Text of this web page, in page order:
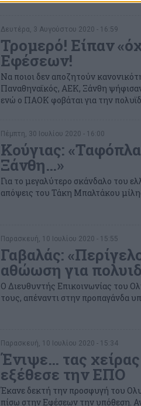
Δευτέρα, 3 Αυγούστου 2020 - 16:59
Τρομερό! Είπαν
Εφέσεων!
Να ποιοι δεν αποζητούν
Παναθηναϊκός, ΑΕΚ, Ξάνθη
ενώ ο ΠΑΟΚ φοβάται για την
Πέμπτη, 30 Ιουλίου 2020 - 16:00
Κούγιας:
Ξάνθη…»
Για το μεγαλύτερο σκάνδαλο του
απόψεις του Τάκη Μπαλτάκου
Παρασκευή, 10 Ιουλίου 2020 - 15:55
Γαβαλάς:
αθώωση για
Ο Διευθυντής Επικοινωνίας του
τους, απέναντι στην προπαγάνδα
Παρασκευή, 10 Ιουλίου 2020 - 15:34
Ένιψε… τας
εξέθεσε την ΕΠΟ
Έκανε δεκτή την προσφυγή του
πίσω στην Εφέσεων την υπόθεση. Αν